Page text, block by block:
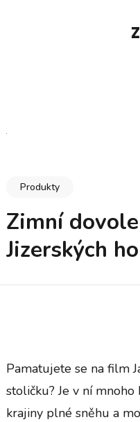
Produkty
Zimní
Jizerských
Pamatujete se na film
stoličku? Je v ní mnoho
krajiny plné sněhu a